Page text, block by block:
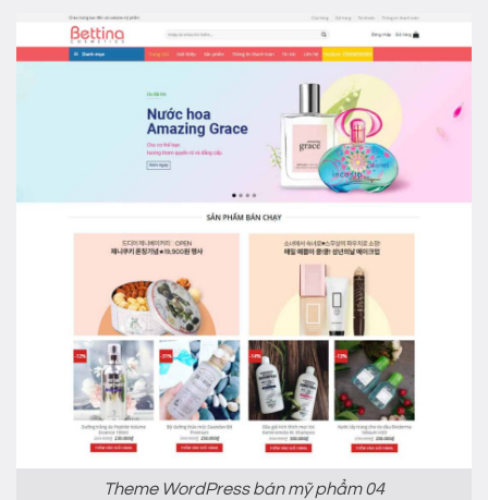
Theme WordPress bán mỹ phẩm 04